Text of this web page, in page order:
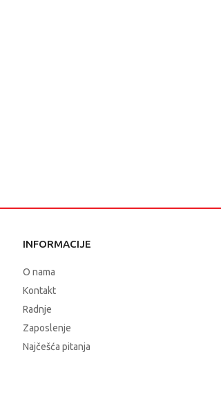
INFORMACIJE
O nama
Kontakt
Radnje
Zaposlenje
Najčešća pitanja